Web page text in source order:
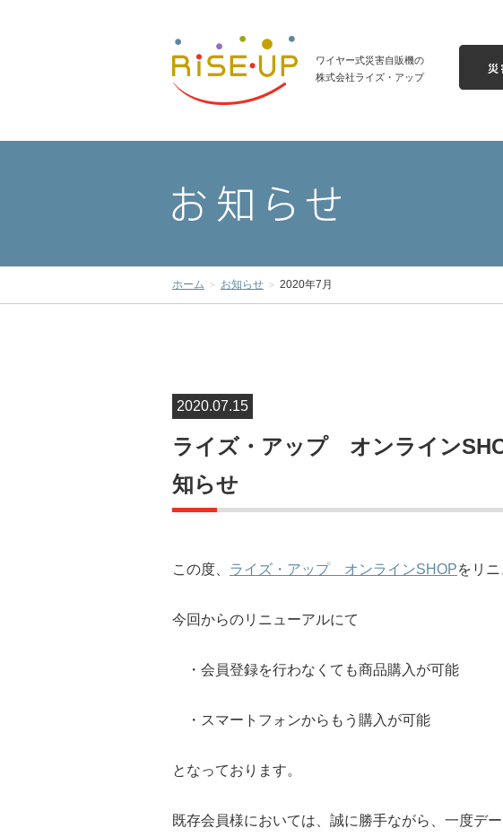
ワイヤー式災害自販機の
株式会社ライズ・アップ
ホーム お知らせ 2020年7月
2020.07.15
ライズ・アップ オンライン
知らせ
この度、 ライズ・アップ オンラインSHOPをリ
今回からのリニューアルにて
・会員登録を行わなくても商品購入が可能
・スマートフォンからもう購入が可能
となっております。
既存会員様においては、誠に勝手ながら、一度デ